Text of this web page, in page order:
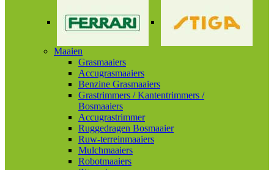
Maaien
Grasmaaiers
Accugrasmaaiers
Benzine Grasmaaiers
Grastrimmers / Kantentrimmers /
Bosmaaiers
Accugrastrimmer
Ruggedragen Bosmaaier
Ruw-terreinmaaiers
Mulchmaaiers
Robotmaaiers